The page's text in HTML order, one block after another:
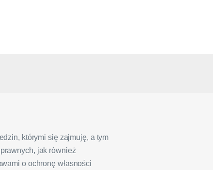
którymi się zajmuję, a tym
jak również
o ochronę własności